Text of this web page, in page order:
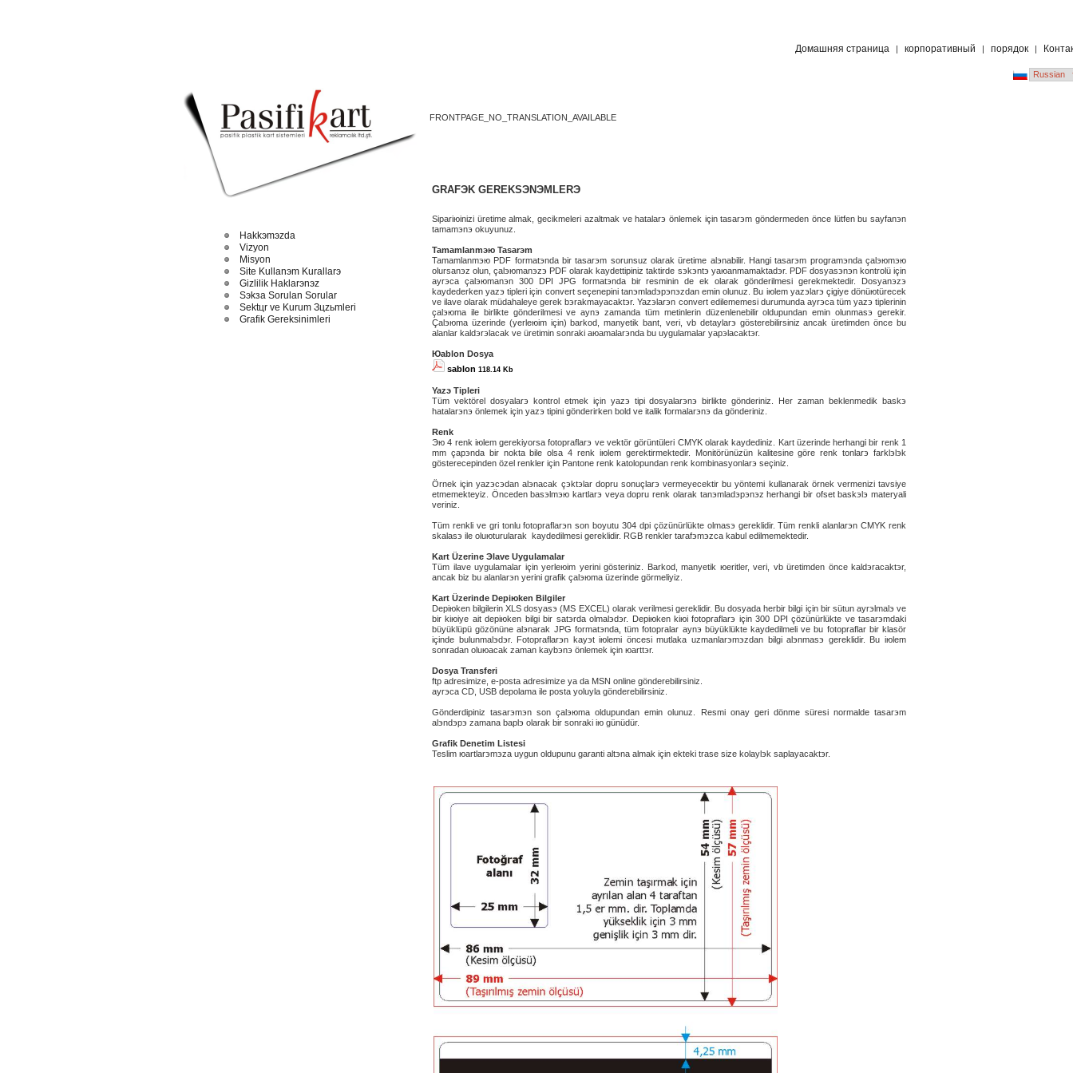
Домашняя страница | корпоративный | порядок |
Hakkэmэzda
Vizyon
Misyon
Site Kullanэm Kurallarэ
Gizlilik Haklarэnэz
Sэkзa Sorulan Sorular
Sektцr ve Kurum Зцzьmleri
Grafik Gereksinimleri
FRONTPAGE_NO_TRANSLATION_AVAILABLE
GRAFЭK GEREKSЭNЭMLERЭ
Sipariюinizi üretime almak, gecikmeleri azaltmak ve hatalarэ önlemek için tasarэm göndermeden önce lütfen bu sayfanэn
tamamэnэ okuyunuz.
Tamamlanmэю Tasarэm
Tamamlanmэю PDF formatэnda bir tasarэm sorunsuz olarak üretime alэnabilir. Hangi tasarэm programэnda çalэюmэю
olursanэz olun, çalэюmanэzэ PDF olarak kaydettiрiniz taktirde sэkэntэ yaюanmamaktadэr. PDF dosyasэnэn kontrolü için
ayrэca çalэюmanэn 300 DPI JPG formatэnda bir resminin de ek olarak gönderilmesi gerekmektedir. Dosyanэzэ
kaydederken yazэ tipleri için convert seçeneрini tanэmladэрэnэzdan emin olunuz. Bu iюlem yazэlarэ çigiye dönüюtürecek
ve ilave olarak müdahaleye gerek bэrakmayacaktэr. Yazэlarэn convert edilememesi durumunda ayrэca tüm yazэ tiplerinin
çalэюma ile birlikte gönderilmesi ve aynэ zamanda tüm metinlerin düzenlenebilir olduрundan emin olunmasэ gerekir.
Çalэюma üzerinde (yerleюim için) barkod, manyetik bant, veri, vb detaylarэ gösterebilirsiniz ancak üretimden önce bu
alanlar kaldэrэlacak ve üretimin sonraki aюamalarэnda bu uygulamalar yapэlacaktэr.
Юablon Dosya
sablon 118.14 Kb
Yazэ Tipleri
Tüm vektörel dosyalarэ kontrol etmek için yazэ tipi dosyalarэnэ birlikte gönderiniz. Her zaman beklenmedik baskэ
hatalarэnэ önlemek için yazэ tipini gönderirken bold ve italik formalarэnэ da gönderiniz.
Renk
Эю 4 renk iюlem gerekiyorsa fotoрraflarэ ve vektör görüntüleri CMYK olarak kaydediniz. Kart üzerinde herhangi bir renk 1
mm çapэnda bir nokta bile olsa 4 renk iюlem gerektirmektedir. Monitörünüzün kalitesine göre renk tonlarэ farklэlэk
göstereceрinden özel renkler için Pantone renk katoloрundan renk kombinasyonlarэ seçiniz.
Örnek için yazэcэdan alэnacak çэktэlar doрru sonuçlarэ vermeyecektir bu yöntemi kullanarak örnek vermenizi tavsiye
etmemekteyiz. Önceden basэlmэю kartlarэ veya doрru renk olarak tanэmladэрэnэz herhangi bir ofset baskэlэ materyali
veriniz.
Tüm renkli ve gri tonlu fotoрraflarэn son boyutu 304 dpi çözünürlükte olmasэ gereklidir. Tüm renkli alanlarэn CMYK renk
skalasэ ile oluюturularak kaydedilmesi gereklidir. RGB renkler tarafэmэzca kabul edilmemektedir.
Kart Üzerine Эlave Uygulamalar
Tüm ilave uygulamalar için yerleюim yerini gösteriniz. Barkod, manyetik юeritler, veri, vb üretimden önce kaldэracaktэr,
ancak biz bu alanlarэn yerini grafik çalэюma üzerinde görmeliyiz.
Kart Üzerinde Deрiюken Bilgiler
Deрiюken bilgilerin XLS dosyasэ (MS EXCEL) olarak verilmesi gereklidir. Bu dosyada herbir bilgi için bir sütun ayrэlmalэ ve
bir kiюiye ait deрiюken bilgi bir satэrda olmalэdэr. Deрiюken kiюi fotoрraflarэ için 300 DPI çözünürlükte ve tasarэmdaki
büyüklüрü gözönüne alэnarak JPG formatэnda, tüm fotoрralar aynэ büyüklükte kaydedilmeli ve bu fotoрraflar bir klasör
içinde bulunmalэdэr. Fotoрraflarэn kayэt iюlemi öncesi mutlaka uzmanlarэmэzdan bilgi alэnmasэ gereklidir. Bu iюlem
sonradan oluюacak zaman kaybэnэ önlemek için юarttэr.
Dosya Transferi
ftp adresimize, e-posta adresimize ya da MSN online gönderebilirsiniz.
ayrэca CD, USB depolama ile posta yoluyla gönderebilirsiniz.
Gönderdiрiniz tasarэmэn son çalэюma olduрundan emin olunuz. Resmi onay geri dönme süresi normalde tasarэm
alэndэрэ zamana baрlэ olarak bir sonraki iю günüdür.
Grafik Denetim Listesi
Teslim юartlarэmэza uygun olduрunu garanti altэna almak için ekteki trase size kolaylэk saрlayacaktэr.